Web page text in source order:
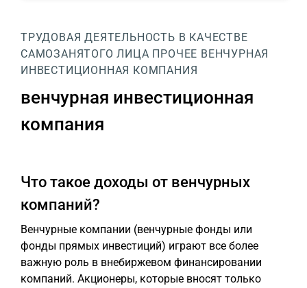
ТРУДОВАЯ ДЕЯТЕЛЬНОСТЬ В КАЧЕСТВЕ
САМОЗАНЯТОГО ЛИЦА ПРОЧЕЕ ВЕНЧУРНАЯ
ИНВЕСТИЦИОННАЯ КОМПАНИЯ
венчурная инвестиционная
компания
Что такое доходы от венчурных
компаний?
Венчурные компании (венчурные фонды или
фонды прямых инвестиций) играют все более
важную роль в внебиржевом финансировании
компаний. Акционеры, которые вносят только